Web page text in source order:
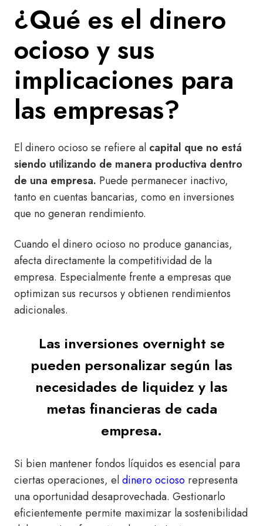
¿Qué es el dinero
ocioso y sus
implicaciones para
las empresas?
El dinero ocioso se refiere al capital que no está
siendo utilizando de manera productiva dentro
de una empresa. Puede permanecer inactivo,
tanto en cuentas bancarias, como en inversiones
que no generan rendimiento.
Cuando el dinero ocioso no produce ganancias,
afecta directamente la competitividad de la
empresa. Especialmente frente a empresas que
optimizan sus recursos y obtienen rendimientos
adicionales.
Las inversiones overnight se
pueden personalizar según las
necesidades de liquidez y las
metas financieras de cada
empresa.
Si bien mantener fondos líquidos es esencial para
ciertas operaciones, eldinero ocioso representa
una oportunidad desaprovechada. Gestionarlo
eficientemente permite maximizar la sostenibilidad